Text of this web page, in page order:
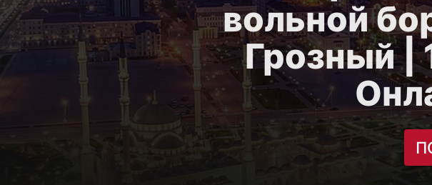
вольной
Грозный |